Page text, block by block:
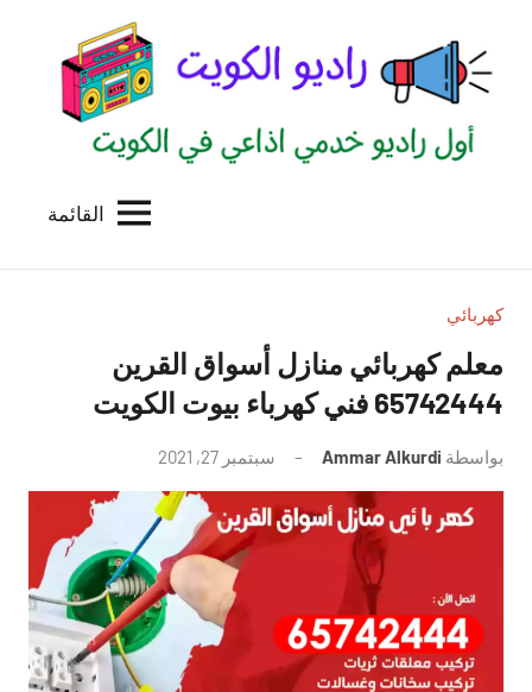
المحتوى
الكويت
للاعلانات
بالكويت
القائمة
كهربائي
معلم كهربائي منازل أسواق القرين
65742444 فني كهرباء بيوت الكويت
بواسطة Ammar Alkurdi سبتمبر 27, 2021
توجد
تعليقات